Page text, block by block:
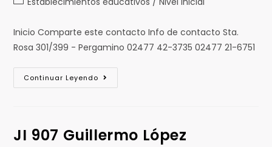
Inicio Comparte este contacto Info de contacto Sta.
Rosa 301/399 - Pergamino 02477 42-3735 02477 21-6751
Continuar Leyendo
JI 907 Guillermo López